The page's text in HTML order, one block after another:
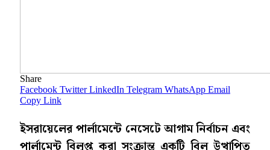
Share
Facebook Twitter LinkedIn Telegram WhatsApp Email
Copy Link
ইসরায়েলের পার্লামেন্টে নেসেটে আগাম নির্বাচন এবং